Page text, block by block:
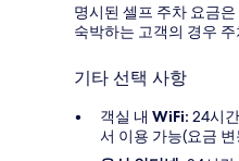
명시된 셀프 주차 요금
숙박하는 고객의 경우
기타 선택 사항
객실 내 WiFi: 24시
서 이용 가능(요금 변